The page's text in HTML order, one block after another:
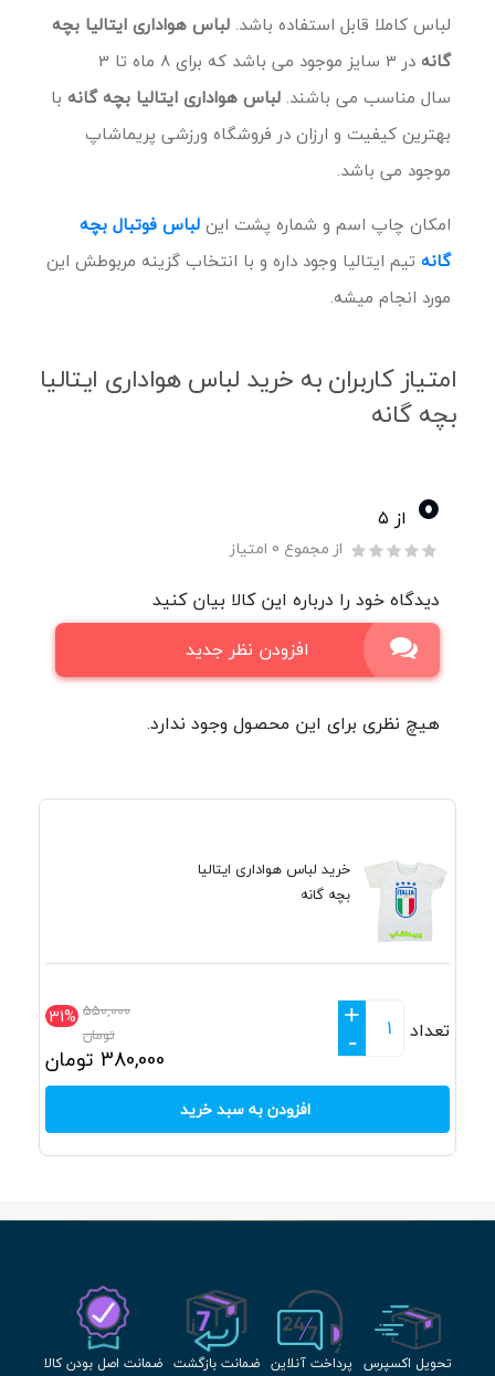
لباس کاملا قابل استفاده باشد. لباس هواداری ایتالیا بچه
گانه
در 3 سایز موجود می باشد که برای 8 ماه تا 3
سال مناسب می باشند. لباس هواداری ایتالیا بچه گانه​ با
بهترین کیفیت و ارزان در فروشگاه ورزشی پریماشاپ
موجود می باشد.
امکان چاپ اسم و شماره پشت اینلباس فوتبال بچه
گانه تیم ایتالیا وجود داره و با انتخاب گزینه مربوطش این
مورد انجام میشه.
امتیاز کاربران به خرید لباس هواداری ایتالیا
بچه گانه
0 از ۵
از مجموع 0 امتیاز
دیدگاه خود را درباره این کالا بیان کنید
افزودن نظر جدید
هیچ نظری برای این محصول وجود ندارد.
خرید لباس هواداری ایتالیا
بچه گانه
31% 550,000
تومان
380,000 تومان
تعداد
+
-
افزودن به سبد خرید
تحویل اکسپرس پرداخت آنلاین ضمانت بازگشت ضمانت اصل بودن کالا